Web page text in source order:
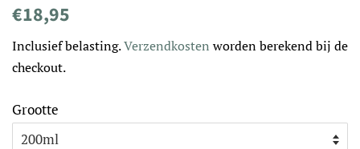
Normale
€18,95
Inclusief belasting.Verzendkosten worden berekend bij de
checkout.
Grootte